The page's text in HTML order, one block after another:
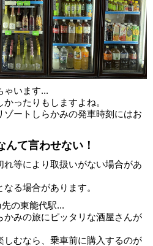
ゃいます...
ったりもしますよね。
ートしらかみの発車時刻にはお
て言わせない！
等により取扱いがない場合があ
る場合があります。
の東能代駅...
かみの旅にピッタリな酒屋さんが
しむなら、乗車前に購入するのが